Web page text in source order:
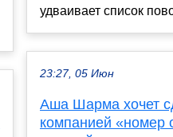
удваивает список
23:27, 05 Июн
Аша Шарма хочет
компанией «номер